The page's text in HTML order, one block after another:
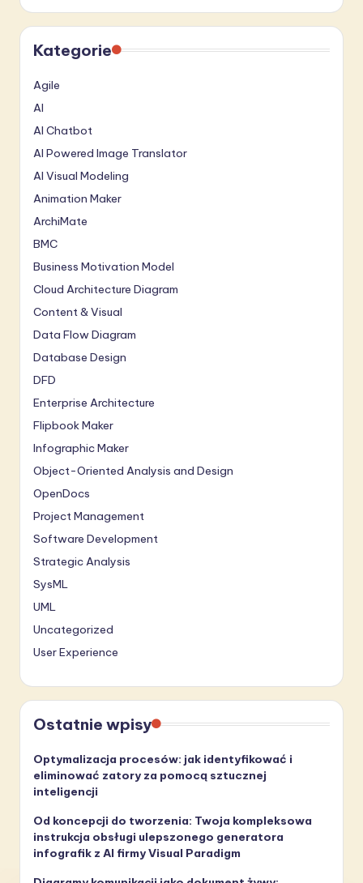
Kategorie
Agile
AI
AI Chatbot
AI Powered Image Translator
AI Visual Modeling
Animation Maker
ArchiMate
BMC
Business Motivation Model
Cloud Architecture Diagram
Content & Visual
Data Flow Diagram
Database Design
DFD
Enterprise Architecture
Flipbook Maker
Infographic Maker
Object-Oriented Analysis and Design
OpenDocs
Project Management
Software Development
Strategic Analysis
SysML
UML
Uncategorized
User Experience
Ostatnie wpisy
Optymalizacja procesów: jak identyfikować i
eliminować zatory za pomocą sztucznej
inteligencji
Od koncepcji do tworzenia: Twoja kompleksowa
instrukcja obsługi ulepszonego generatora
infografik z AI firmy Visual Paradigm